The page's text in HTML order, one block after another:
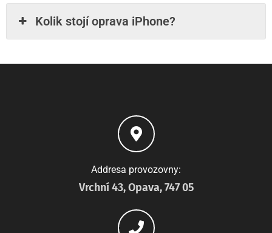
Kolik stojí oprava iPhone?
Addresa provozovny:
Vrchní 43, Opava, 747 05